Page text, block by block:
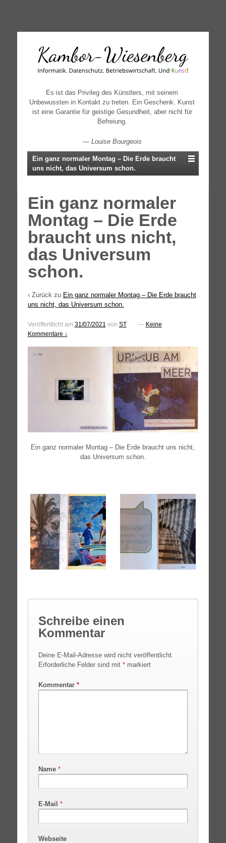
↓
CONTENT
Es ist das Privileg des Künstlers, mit seinem
Unbewussten in Kontakt zu treten. Ein Geschenk. Kunst
ist eine Garantie für geistige Gesundheit, aber nicht für
Befreiung.
— Louise Bourgeois
Ein ganz normaler Montag – Die Erde braucht
uns nicht, das Universum schon.
Ein ganz normaler
Montag – Die Erde
braucht uns nicht,
das Universum
schon.
‹ Zurück zu Ein ganz normaler Montag – Die Erde braucht
uns nicht, das Universum schon.
Veröffentlicht am 31/07/2021 von ST — Keine
Kommentare ↓
Ein ganz nor­ma­ler Mon­tag – Die Erde braucht uns nicht,
das Uni­ver­sum schon.
Schreibe einen
Kommentar
Deine E-Mail-Adresse wird nicht veröffentlicht.
Erforderliche Felder sind mit *markiert
Kommentar *
Name *
E-Mail *
Webseite